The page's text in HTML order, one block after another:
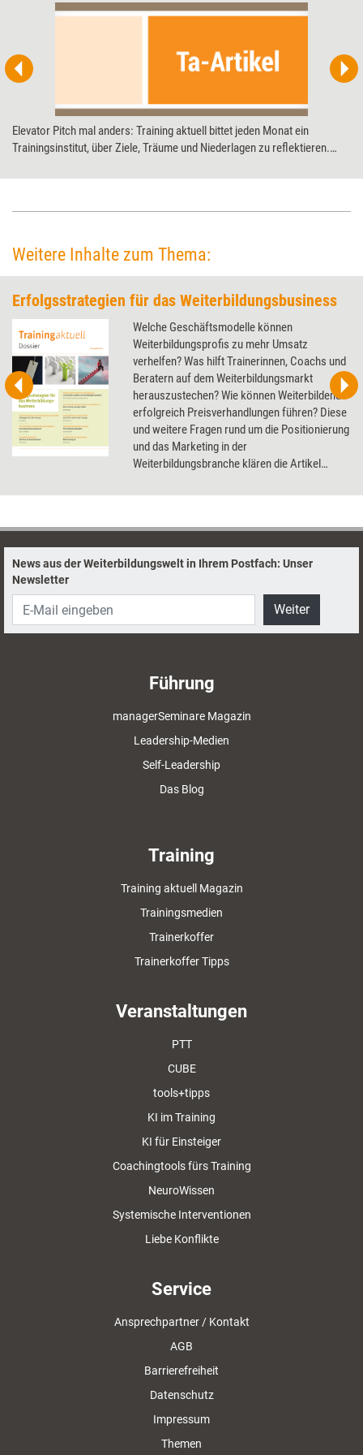
Elevator Pitch mal anders: Training aktuell bittet jeden Monat ein
Trainingsinstitut, über Ziele, Träume und Niederlagen zu reflektieren.
Weitere Inhalte zum Thema:
Erfolgsstrategien für das Weiterbildungsbusiness
Welche Geschäftsmodelle können
Weiterbildungsprofis zu mehr Umsatz
verhelfen? Was hilft Trainerinnen, Coachs und
Beratern auf dem Weiterbildungsmarkt
herauszustechen? Wie können Weiterbildende
erfolgreich Preisverhandlungen führen? Diese
und weitere Fragen rund um die Positionierung
und das Marketing in der
Weiterbildungsbranche klären die Artikel
News aus der Weiterbildungswelt in Ihrem Postfach: Unser
Newsletter
Weiter
Führung
managerSeminare Magazin
Leadership-Medien
Self-Leadership
Das Blog
Training
Training aktuell Magazin
Trainingsmedien
Trainerkoffer
Trainerkoffer Tipps
Veranstaltungen
PTT
CUBE
tools+tipps
KI im Training
KI für Einsteiger
Coachingtools fürs Training
NeuroWissen
Systemische Interventionen
Liebe Konflikte
Service
Ansprechpartner / Kontakt
AGB
Barrierefreiheit
Datenschutz
Impressum
Themen